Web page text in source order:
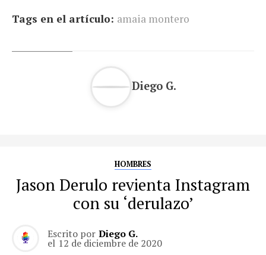
Tags en el artículo: amaia montero
Diego G.
HOMBRES
Jason Derulo revienta Instagram
con su ‘derulazo’
Escrito por Diego G.
el 12 de diciembre de 2020